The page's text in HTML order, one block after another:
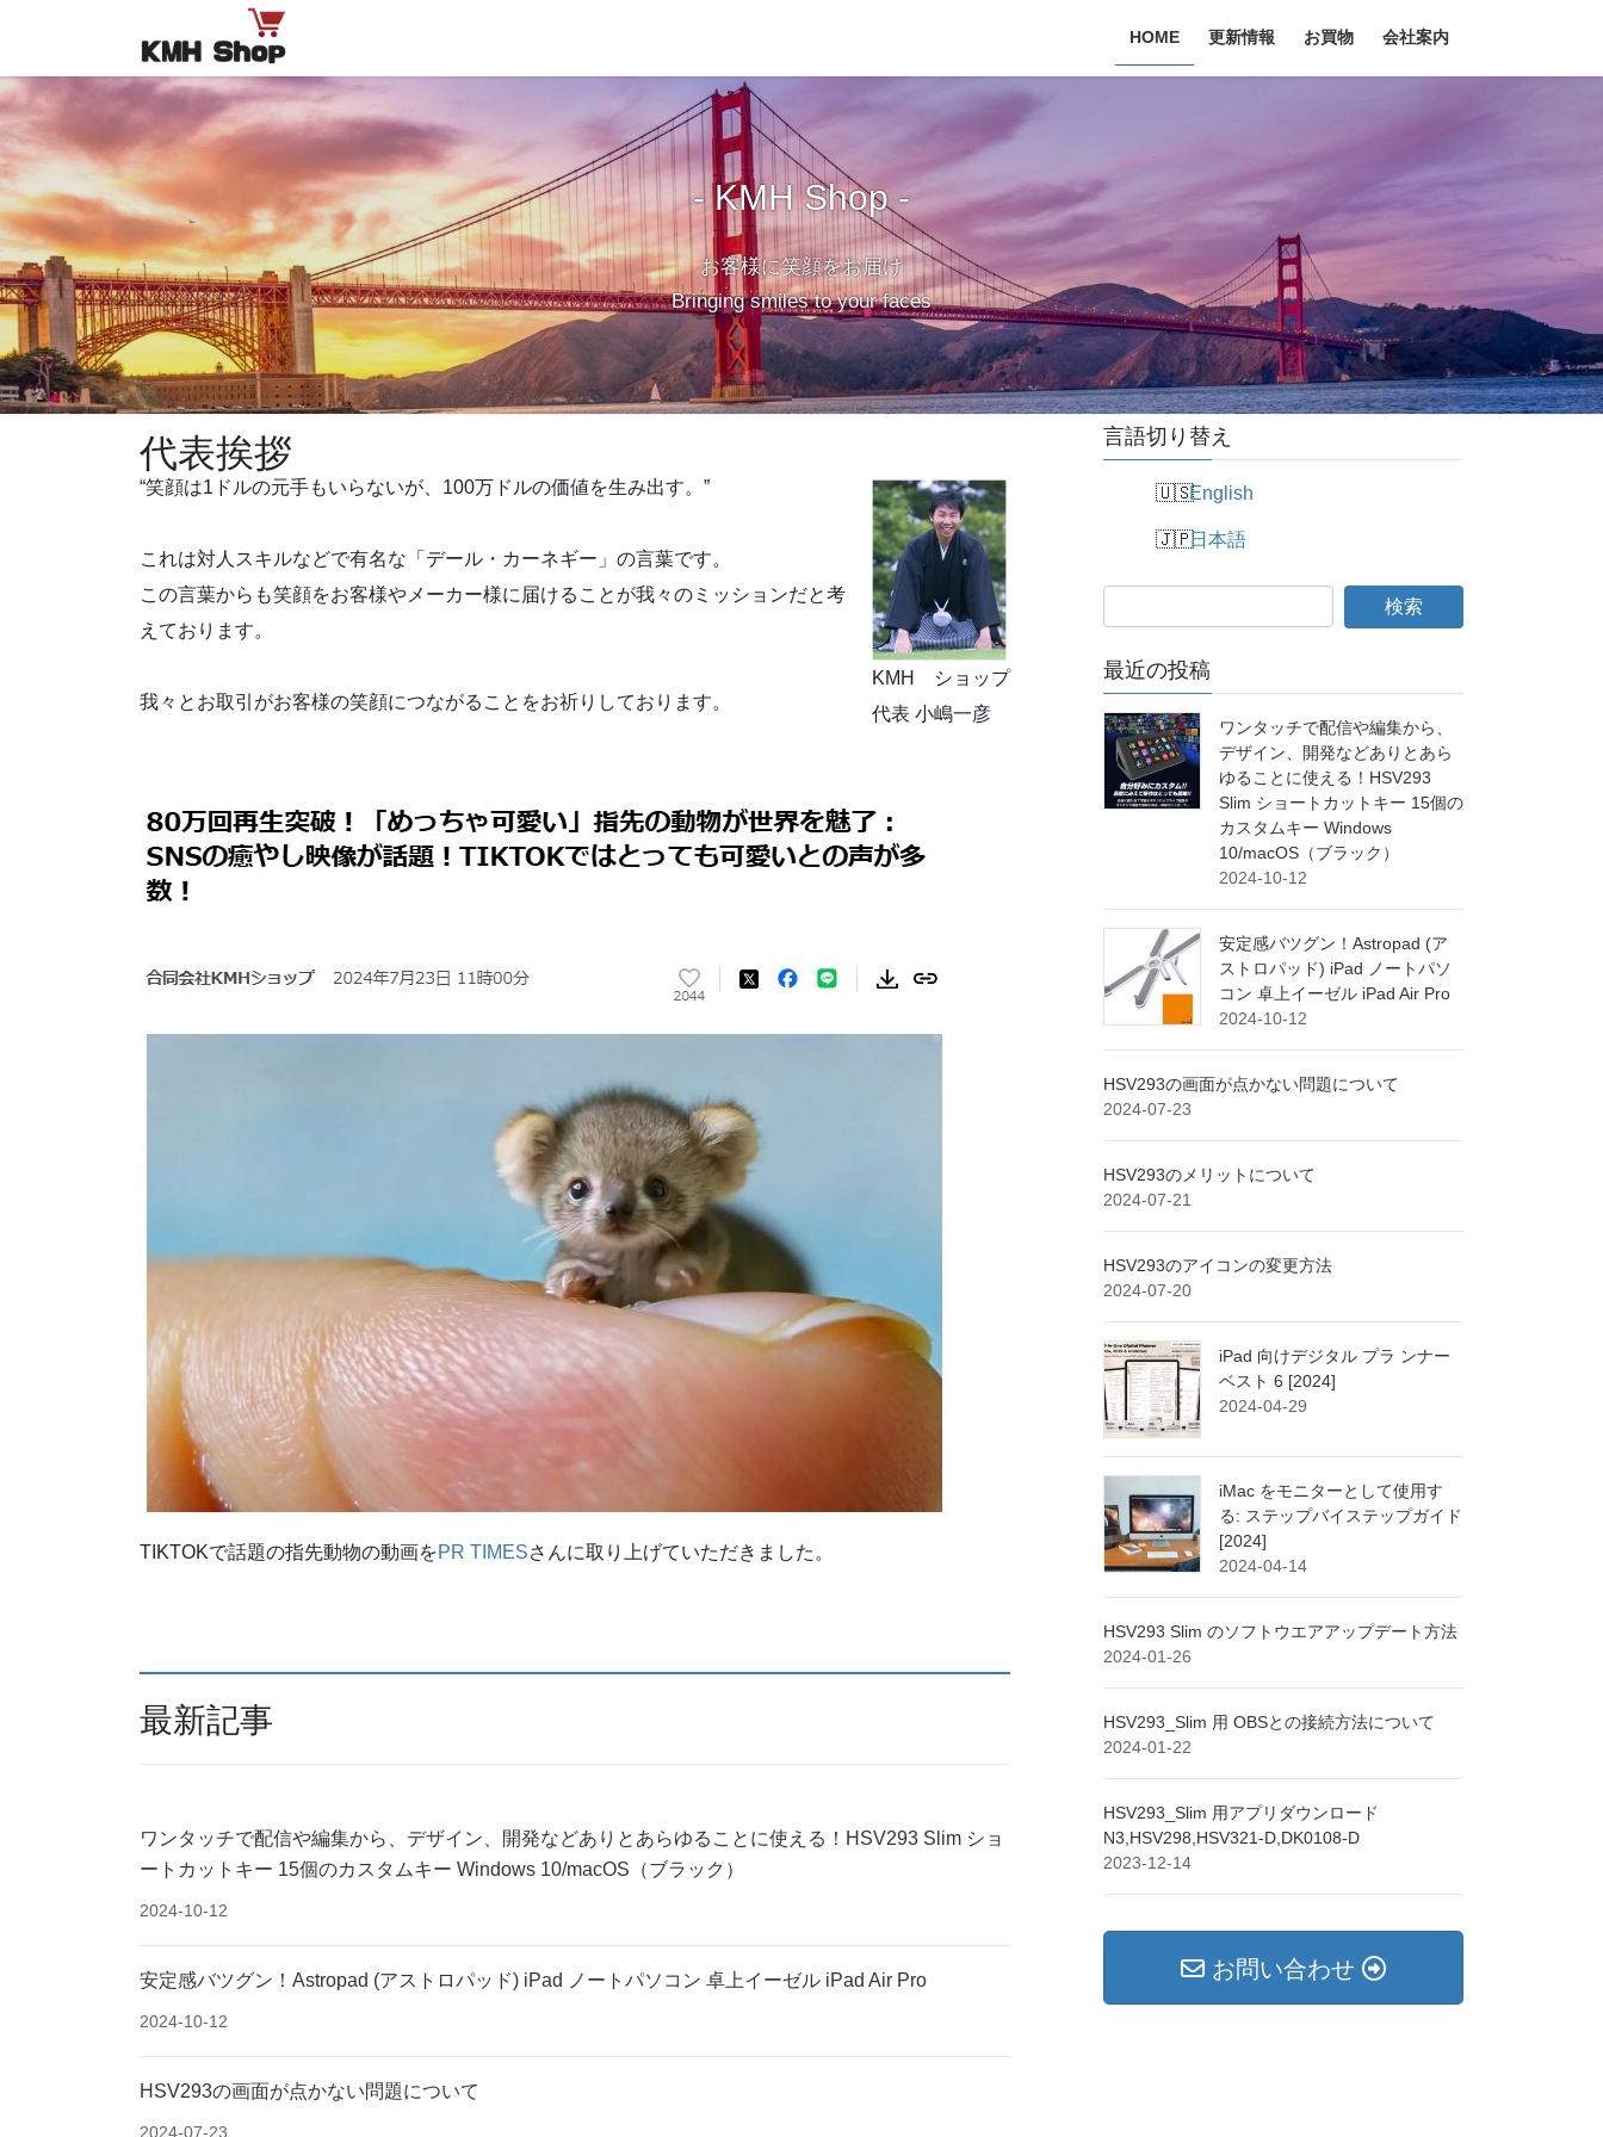
ン
ツ
へ
ス
キ
ッ
プ
ー
シ
ョ
ン
に
移
動
HOME 更新情報 お買物 会社案内
- KMH Shop -
お客様に笑顔をお届け
Bringing smiles to your faces
代表挨拶
KMH ショップ
代表 小嶋一彦
“笑顔は1ドルの元手もいらないが、100万ドルの価値を生み出す。”
これは対人スキルなどで有名な「デール・カーネギー」の言葉です。
この言葉からも笑顔をお客様やメーカー様に届けることが我々のミッションだと考
えております。
我々とお取引がお客様の笑顔につながることをお祈りしております。
TIKTOKで話題の指先動物の動画をPR TIMESさんに取り上げていただきました。
最新記事
ワンタッチで配信や編集から、デザイン、開発などありとあらゆることに使える！HSV293 Slim ショ
ートカットキー 15個のカスタムキー Windows 10/macOS（ブラック）
2024-10-12
安定感バツグン！Astropad (アストロパッド) iPad ノートパソコン 卓上イーゼル iPad Air Pro
2024-10-12
HSV293の画面が点かない問題について
2024-07-23
言語切り替え
English
日本語
最近の投稿
ワンタッチで配信や編集から、
デザイン、開発などありとあら
ゆることに使える！HSV293
Slim ショートカットキー 15個の
カスタムキー Windows
10/macOS（ブラック）
2024-10-12
安定感バツグン！Astropad (ア
ストロパッド) iPad ノートパソ
コン 卓上イーゼル iPad Air Pro
2024-10-12
HSV293の画面が点かない問題について
2024-07-23
HSV293のメリットについて
2024-07-21
HSV293のアイコンの変更方法
2024-07-20
iPad 向けデジタル プラ ンナー
ベスト 6 [2024]
2024-04-29
iMac をモニターとして使用す
る: ステップバイステップガイド
[2024]
2024-04-14
HSV293 Slim のソフトウエアアップデート方法
2024-01-26
HSV293_Slim 用 OBSとの接続方法について
2024-01-22
HSV293_Slim 用アプリダウンロード
N3,HSV298,HSV321-D,DK0108-D
2023-12-14
お問い合わせ